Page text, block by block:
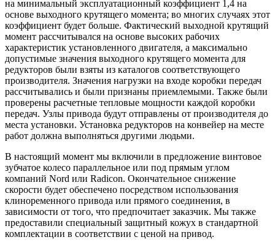
на минимальный эксплуатационный коэффициент 1,4 на
основе выходного крутящего момента; во многих случаях этот
коэффициент будет больше. Фактический выходной крутящий
момент рассчитывался на основе высоких рабочих
характеристик установленного двигателя, а максимально
допустимые значения выходного крутящего момента для
редукторов были взяты из каталогов соответствующего
производителя. Значения нагрузки на входе коробки передач
рассчитывались и были признаны приемлемыми. Также были
проверены расчетные тепловые мощности каждой коробки
передач. Узлы привода будут отправлены от производителя до
места установки. Установка редукторов на конвейер на месте
работ должна выполняться другими людьми.
В настоящий момент мы включили в предложение винтовое
зубчатое колесо параллельное или под прямым углом
компаний Nord или Radicon. Окончательное снижение
скорости будет обеспечено посредством использования
клиноременного привода или прямого соединения, в
зависимости от того, что предпочитает заказчик. Мы также
предоставили специальный защитный кожух в стандартной
комплектации в соответствии с ценой на привод.